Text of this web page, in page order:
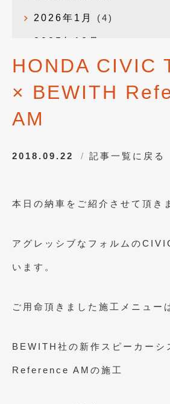
2026年1月 (4)
2025年12月
2025年10月(1)
2025年8月(2)
2024年12月
2024年7月(1)
2024年4月(1)
2023年8月(2)
2023年4月(1)
HONDA CIVIC
× BEWITH
AM
2018.09.22 記事一覧に戻る
本日の納車をご紹介させて頂き
アグレッシブなフォルムの
います。
ご用命頂きました施工メニュー
BEWITH社の新作スピーカー
Reference AMの施工